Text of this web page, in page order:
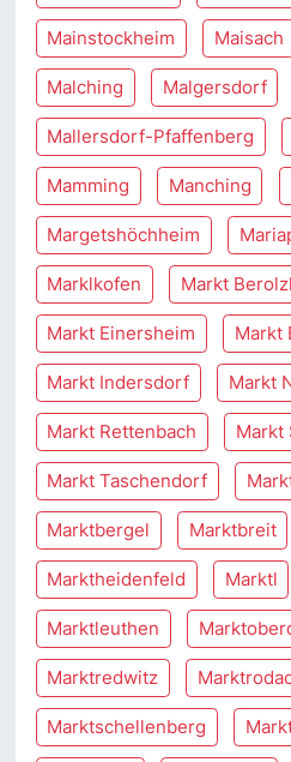
Mainstockheim Maisach
Malching Malgersdorf
Mallersdorf-Pfaffenberg
Mamming Manching
Margetshöchheim
Marklkofen Markt
Markt Einersheim Markt
Markt Indersdorf Markt
Markt Rettenbach Markt
Markt Taschendorf
Marktbergel Marktbreit
Marktheidenfeld Marktl
Marktleuthen
Marktredwitz
Marktschellenberg